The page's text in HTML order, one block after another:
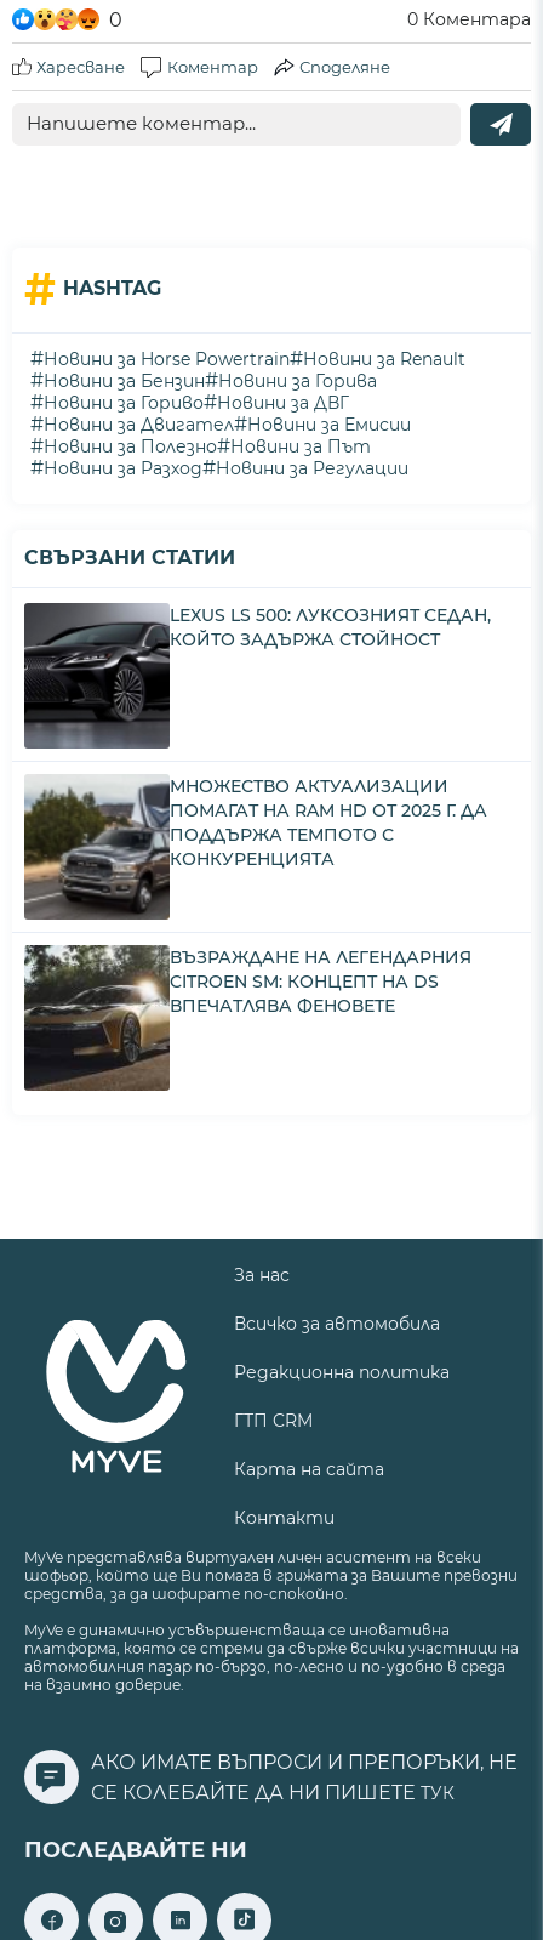
0 0 Коментара
Харесване Коментар Споделяне
# HASHTAG
#Новини за Horse Powertrain#Новини за Renault
#Новини за Бензин#Новини за Горива
#Новини за Гориво#Новини за ДВГ
#Новини за Двигател#Новини за Емисии
#Новини за Полезно#Новини за Път
#Новини за Разход#Новини за Регулации
СВЪРЗАНИ СТАТИИ
LEXUS LS 500: ЛУКСОЗНИЯТ СЕДАН,
КОЙТО ЗАДЪРЖА СТОЙНОСТ
МНОЖЕСТВО АКТУАЛИЗАЦИИ
ПОМАГАТ НА RAM HD ОТ 2025 Г. ДА
ПОДДЪРЖА ТЕМПОТО С
КОНКУРЕНЦИЯТА
ВЪЗРАЖДАНЕ НА ЛЕГЕНДАРНИЯ
CITROEN SM: КОНЦЕПТ НА DS
ВПЕЧАТЛЯВА ФЕНОВЕТЕ
За нас
Всичко за автомобила
Редакционна политика
ГТП CRM
Карта на сайта
Контакти
MyVe представлява виртуален личен асистент на всеки
шофьор, който ще Ви помага в грижата за Вашите превозни
средства, за да шофирате по-спокойно.
MyVe е динамично усъвършенстваща се иновативна
платформа, която се стреми да свърже всички участници на
автомобилния пазар по-бързо, по-лесно и по-удобно в среда
на взаимно доверие.
АКО ИМАТЕ ВЪПРОСИ И ПРЕПОРЪКИ, НЕ
СЕ КОЛЕБАЙТЕ ДА НИ ПИШЕТЕ ТУК
ПОСЛЕДВАЙТЕ НИ